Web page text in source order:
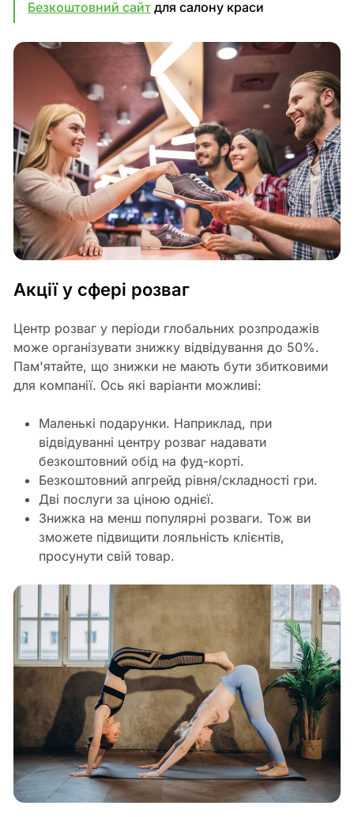
Безкоштовний сайтдля салону краси
Акції у сфері розваг
Центр розваг у періоди глобальних розпродажів
може організувати знижку відвідування до 50%.
Пам'ятайте, що знижки не мають бути збитковими
для компанії. Ось які варіанти можливі:
Маленькі подарунки. Наприклад, при
відвідуванні центру розваг надавати
безкоштовний обід на фуд-корті.
Безкоштовний апгрейд рівня/складності гри.
Дві послуги за ціною однієї.
Знижка на менш популярні розваги. Тож ви
зможете підвищити лояльність клієнтів,
просунути свій товар.